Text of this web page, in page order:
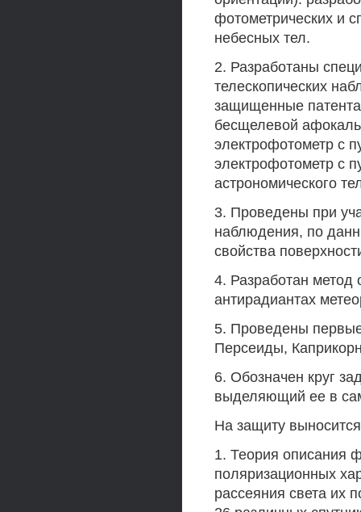
фотометрических и
небесных тел.
2. Разработаны
телескопических
защищенные
бесщелевой
электрофотометр с
электрофотометр с
астрономического
3. Проведены при
наблюдения, по
свойства
4. Разработан метод
антирадиантах
5. Проведены
Персеиды,
6. Обозначен круг
выделяющий ее в
На защиту
1. Теория описания
поляризационных
рассеяния света их